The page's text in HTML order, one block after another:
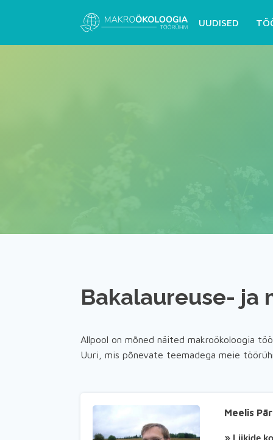
UUDISED
Bakalaureuse- ja
Allpool on mõned näited makroökoloogia
Uuri, mis põnevate teemadega meie
Meelis
»